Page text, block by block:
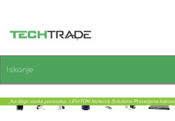
PRIJAVA